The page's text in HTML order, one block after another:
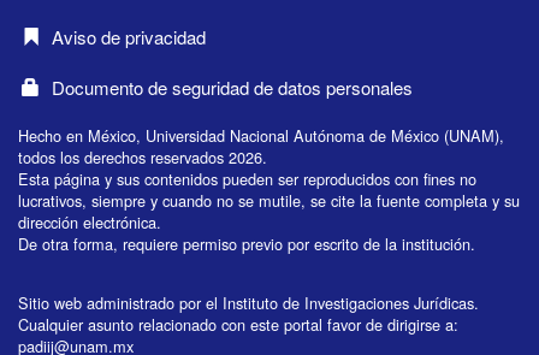
Aviso de privacidad
Documento de seguridad de datos personales
Hecho en México, Universidad Nacional Autónoma de México (UNAM),
todos los derechos reservados 2026.
Esta página y sus contenidos pueden ser reproducidos con fines no
lucrativos, siempre y cuando no se mutile, se cite la fuente completa y su
dirección electrónica.
De otra forma, requiere permiso previo por escrito de la institución.
Sitio web administrado por el Instituto de Investigaciones Jurídicas.
Cualquier asunto relacionado con este portal favor de dirigirse a:
padiij@unam.mx